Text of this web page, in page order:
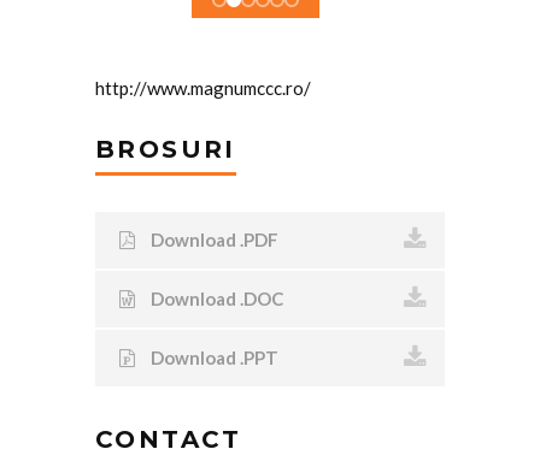
http://www.magnumccc.ro/
BROSURI
Download .PDF
Download .DOC
Download .PPT
CONTACT